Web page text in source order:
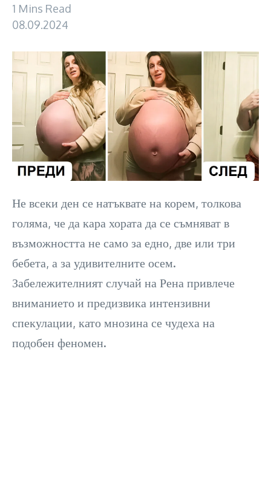
1 Mins Read
08.09.2024
Не всеки ден се натъквате на корем, толкова
голяма, че да кара хората да се съмняват в
възможността не само за едно, две или три
бебета, а за удивителните осем.
Забележителният случай на Рена привлече
вниманието и предизвика интензивни
спекулации, като мнозина се чудеха на
подобен феномен.